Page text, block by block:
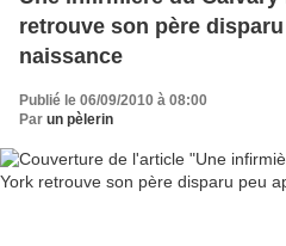
retrouve son père
naissance
Publié le 06/09/2010 à 08:00
Par un pèlerin